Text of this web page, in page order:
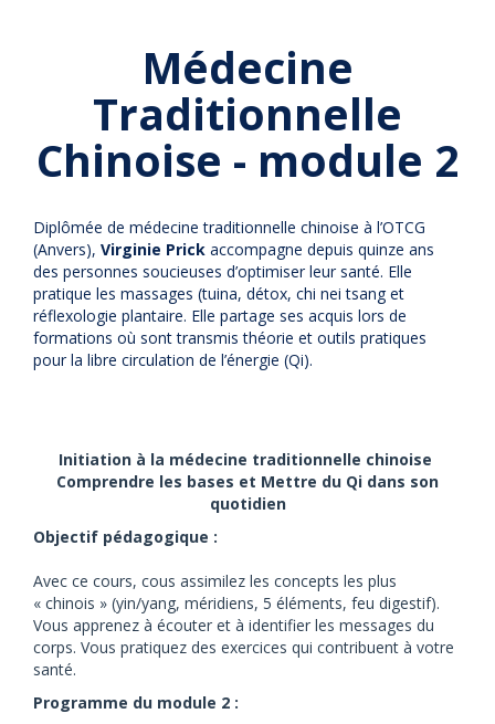
Médecine
Traditionnelle
Chinoise - module 2
Diplômée de médecine traditionnelle chinoise à l’OTCG
(Anvers), Virginie Prick accompagne depuis quinze ans
des personnes soucieuses d’optimiser leur santé. Elle
pratique les massages (tuina, détox, chi nei tsang et
réflexologie plantaire. Elle partage ses acquis lors de
formations où sont transmis théorie et outils pratiques
pour la libre circulation de l’énergie (Qi).
Initiation à la médecine traditionnelle chinoise
Comprendre les bases et Mettre du Qi dans son
quotidien
Objectif pédagogique :
Avec ce cours, cous assimilez les concepts les plus
« chinois » (yin/yang, méridiens, 5 éléments, feu digestif).
Vous apprenez à écouter et à identifier les messages du
corps. Vous pratiquez des exercices qui contribuent à votre
santé.
Programme du module 2 :